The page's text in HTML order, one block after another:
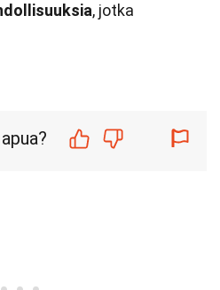
, jotka